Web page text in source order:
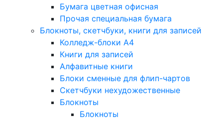
Бумага цветная офисная
Прочая специальная бумага
Блокноты, скетчбуки, книги для записей
Колледж-блоки А4
Книги для записей
Алфавитные книги
Блоки сменные для флип-чартов
Скетчбуки нехудожественные
Блокноты
Блокноты